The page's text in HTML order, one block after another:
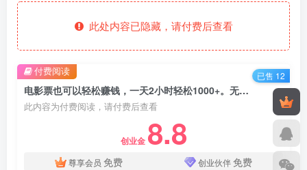
此处内容已隐藏，请付费后查看
电影票也可以轻松赚钱，一天2小时轻松1000+。无门槛、无投入【揭秘】
此内容为付费阅读，请付费后查看
创业金 8.8
尊享会员 免费 创业伙伴免费
付费阅读 已售 12